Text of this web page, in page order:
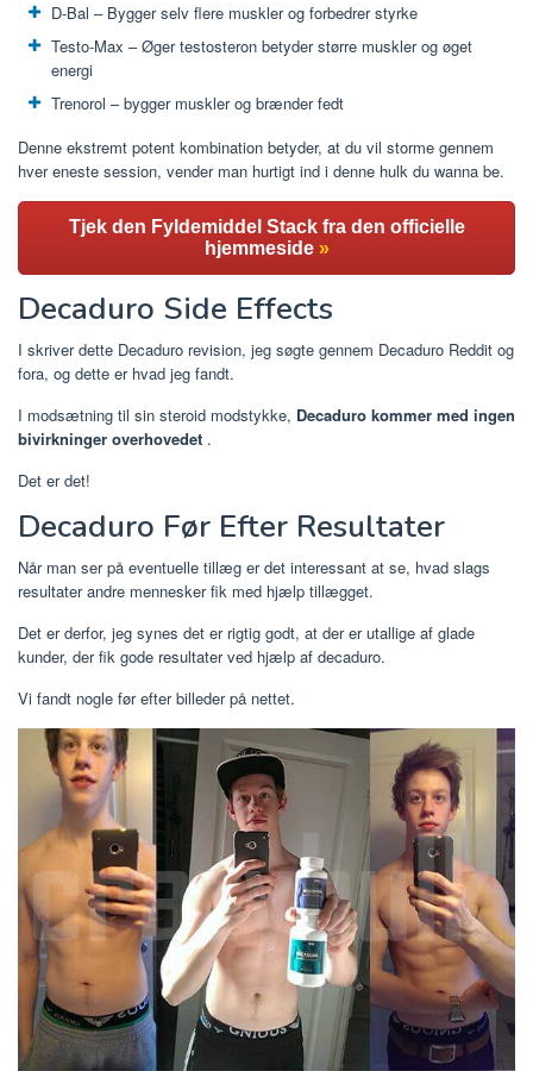
D-Bal – Bygger selv flere muskler og forbedrer styrke
Testo-Max – Øger testosteron betyder større muskler og øget
energi
Trenorol – bygger muskler og brænder fedt
Denne ekstremt potent kombination betyder, at du vil storme gennem
hver eneste session, vender man hurtigt ind i denne hulk du wanna be.
Tjek den Fyldemiddel Stack fra den officielle
hjemmeside »
Decaduro Side Effects
I skriver dette Decaduro revision, jeg søgte gennem Decaduro Reddit og
fora, og dette er hvad jeg fandt.
I modsætning til sin steroid modstykke, Decaduro kommer med ingen
bivirkninger overhovedet .
Det er det!
Decaduro Før Efter Resultater
Når man ser på eventuelle tillæg er det interessant at se, hvad slags
resultater andre mennesker fik med hjælp tillægget.
Det er derfor, jeg synes det er rigtig godt, at der er utallige af glade
kunder, der fik gode resultater ved hjælp af decaduro.
Vi fandt nogle før efter billeder på nettet.